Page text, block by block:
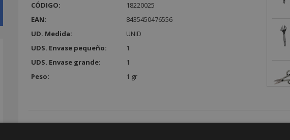
CÓDIGO:
18220025
EAN:
8435450476556
UD. Medida:
UNID
UDS. Envase pequeño:
1
UDS. Envase grande:
1
Peso:
1 gr